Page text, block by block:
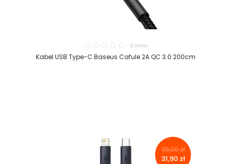
0 OPINII
Kabel USB Type-C Baseus Cafule 2A QC 3.0 200cm
35,00 zł
31,90 zł